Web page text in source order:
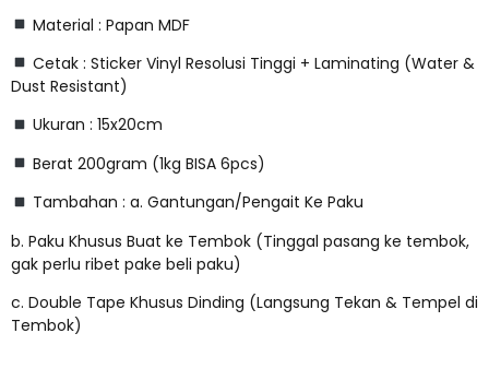
Material : Papan MDF
Cetak : Sticker Vinyl Resolusi Tinggi + Laminating (Water &
Dust Resistant)
Ukuran : 15x20cm
Berat 200gram (1kg BISA 6pcs)
Tambahan : a. Gantungan/Pengait Ke Paku
b. Paku Khusus Buat ke Tembok (Tinggal pasang ke tembok,
gak perlu ribet pake beli paku)
c. Double Tape Khusus Dinding (Langsung Tekan & Tempel di
Tembok)